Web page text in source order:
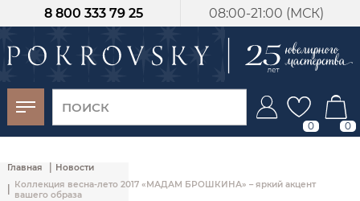
08:00-21:00 (МСК)
8 800 333 79 25
0 0
Главная | Новости
Коллекция весна-лето 2017 «МАДАМ БРОШКИНА» – яркий акцент
вашего образа
-30%
от 15 дней с
момента оплаты